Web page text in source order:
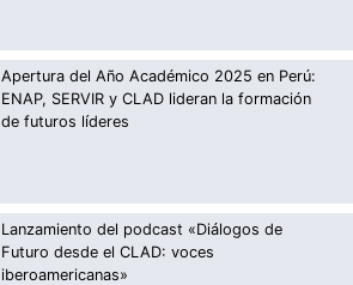
Apertura del Año Académico 2025 en Perú:
ENAP, SERVIR y CLAD lideran la formación
de futuros líderes
Lanzamiento del podcast «Diálogos de
Futuro desde el CLAD: voces
iberoamericanas»